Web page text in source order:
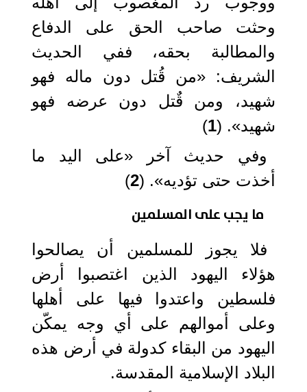
وحثت صاحب الحق على الدفاع
والمطالبة بحقه، ففي الحديث
الشريف: «من قُتل دون ماله فهو
شهيد، ومن قٌتل دون عرضه فهو
شهيد». (1
)
وفي حديث آخر «على اليد ما
أخذت حتى تؤديه». (2
)
ما يجب على المسلمين
فلا يجوز للمسلمين أن يصالحوا
هؤلاء اليهود الذين اغتصبوا أرض
فلسطين واعتدوا فيها على أهلها
وعلى أموالهم على أي وجه يمكّن
اليهود من البقاء كدولة في أرض هذه
البلاد الإسلامية المقدسة.